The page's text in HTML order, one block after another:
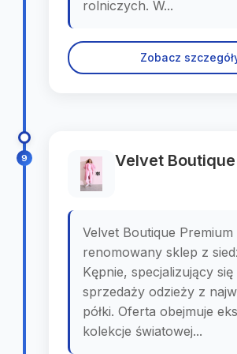
rolniczych. W...
Zobacz
9 Velvet
Velvet Boutique Premium
renomowany sklep z
Kępnie, specjalizujący się
sprzedaży odzieży z
półki. Oferta obejmuje
kolekcje światowej...